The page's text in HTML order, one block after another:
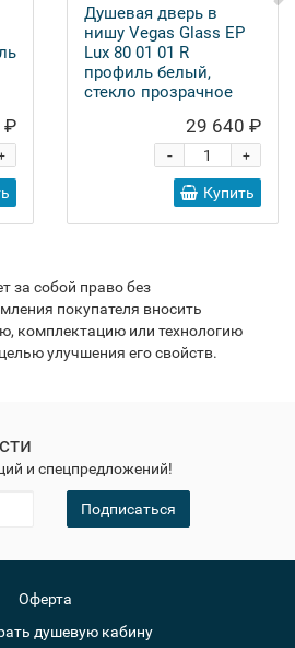
₽
Душевая дверь в
нишу Vegas Glass EP
Lux 80 01 01 R
профиль белый,
стекло прозрачное
29 640 ₽
+
-
Купить
за собой право без
покупателя вносить
комплектацию или технологию
улучшения его свойств.
и спецпредложений!
Подписаться
Оферта
душевую кабину